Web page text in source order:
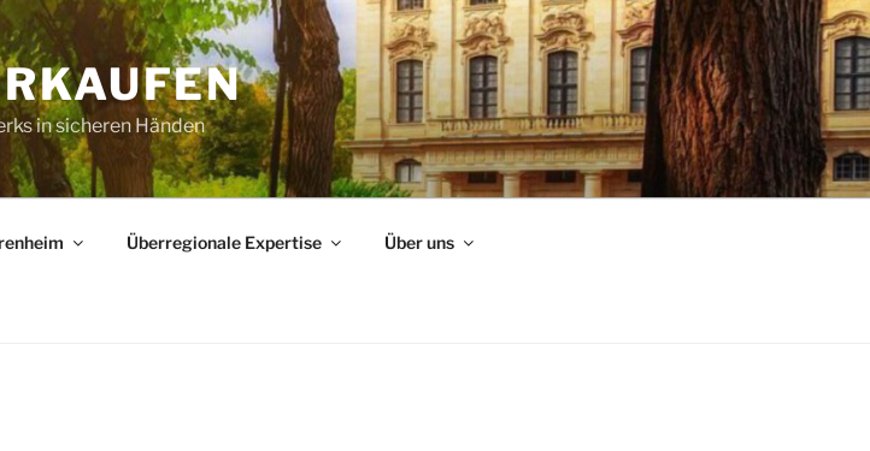
in sicheren Händen
Überregionale Expertise Über uns